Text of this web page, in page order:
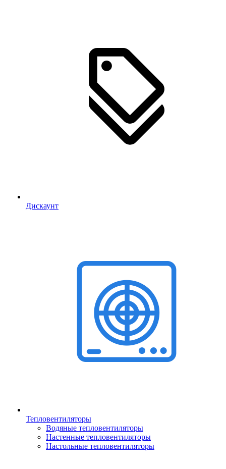
Дискаунт
Тепловентиляторы
Водяные тепловентиляторы
Настенные тепловентиляторы
Настольные тепловентиляторы